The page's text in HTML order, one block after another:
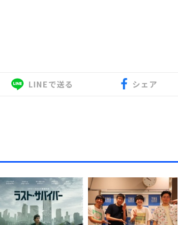
LINEで送る シェア